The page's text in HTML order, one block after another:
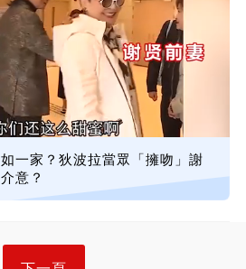
一家？狄波拉當眾「擁吻」謝
意？